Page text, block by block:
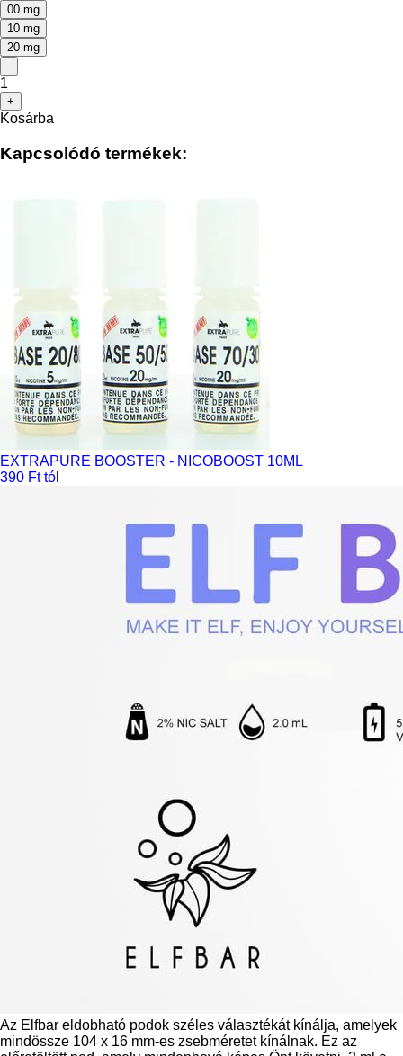
00 mg
10 mg
20 mg
-
1
+
Kosárba
Kapcsolódó termékek:
EXTRAPURE BOOSTER - NICOBOOST 10ML
390 Ft tól
Az Elfbar eldobható podok széles választékát kínálja, amelyek
mindössze 104 x 16 mm-es zsebméretet kínálnak. Ez az